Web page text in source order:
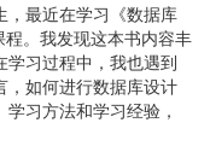
，最近在学习《数据库
。我发现这本书内容丰
习过程中，我也遇到
，如何进行数据库设计
习方法和学习经验，